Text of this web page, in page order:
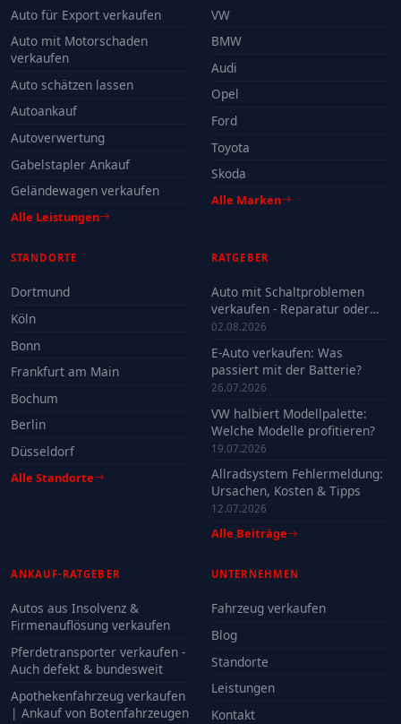
Auto für Export verkaufen
Auto mit Motorschaden
verkaufen
Auto schätzen lassen
Autoankauf
Autoverwertung
Gabelstapler Ankauf
Geländewagen verkaufen
Alle Leistungen
VW
BMW
Audi
Opel
Ford
Toyota
Skoda
Alle Marken
STANDORTE
Dortmund
Köln
Bonn
Frankfurt am Main
Bochum
Berlin
Düsseldorf
Alle Standorte
RATGEBER
Auto mit Schaltproblemen
verkaufen - Reparatur oder
Verkauf?
02.08.2026
E-Auto verkaufen: Was
passiert mit der Batterie?
26.07.2026
VW halbiert Modellpalette:
Welche Modelle profitieren?
19.07.2026
Allradsystem Fehlermeldung:
Ursachen, Kosten & Tipps
12.07.2026
Alle Beiträge
ANKAUF-RATGEBER
Autos aus Insolvenz &
Firmenauflösung verkaufen
Pferdetransporter verkaufen -
Auch defekt & bundesweit
Apothekenfahrzeug verkaufen
| Ankauf von Botenfahrzeugen
UNTERNEHMEN
Fahrzeug verkaufen
Blog
Standorte
Leistungen
Kontakt